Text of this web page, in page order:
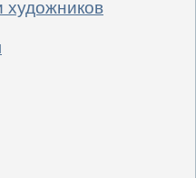
художников